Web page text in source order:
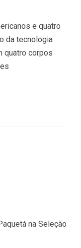
e quatro
da tecnologia
quatro corpos
na Seleção